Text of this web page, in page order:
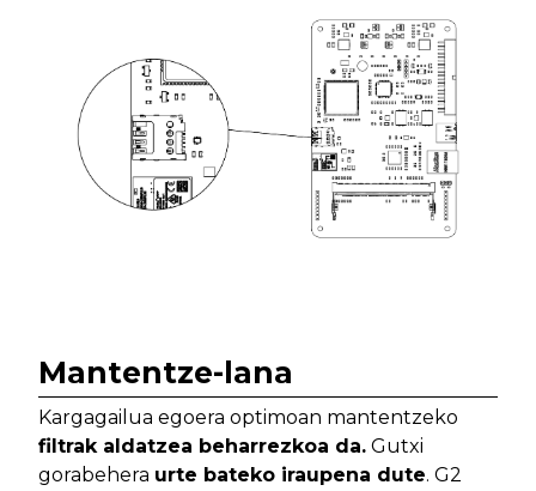
Mantentze-lana
Kargagailua egoera optimoan mantentzeko
filtrak aldatzea beharrezkoa da. Gutxi
gorabehera urte bateko iraupena dute. G2